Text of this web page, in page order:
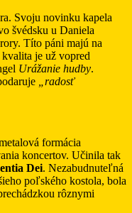
Svoju novinku kapela
švédsku u Daniela
Títo páni majú na
kvalita je už vopred
Urážanie hudby.
„radosť
formácia
koncertov. Učinila tak
Dei. Nezabudnuteľná
poľského kostola, bola
rôznymi